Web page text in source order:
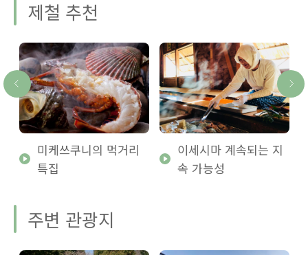
제철 추천
미케쓰쿠니의 먹거리
특집
이세시마 계속되는 지
속 가능성
주변 관광지